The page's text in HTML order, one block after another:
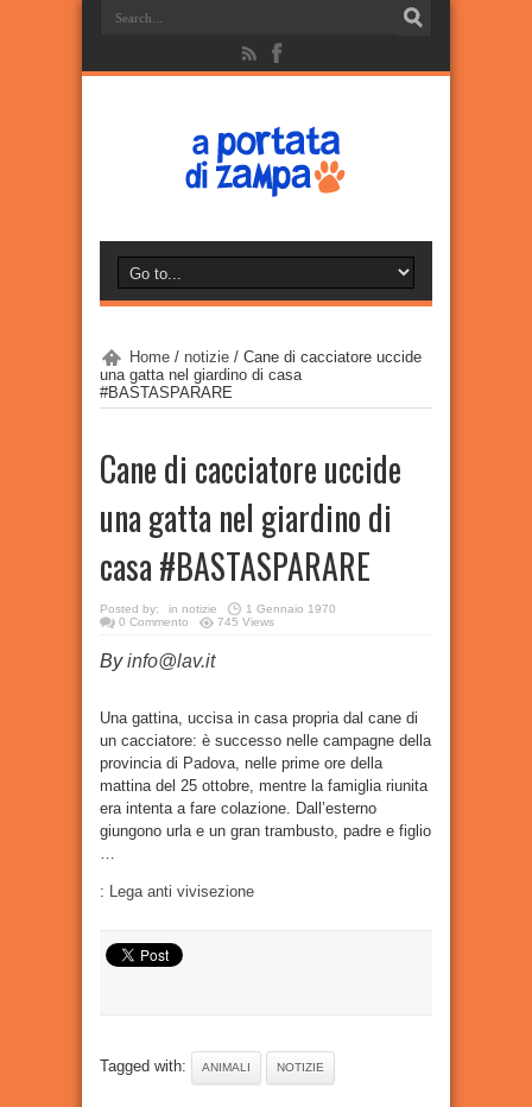
Home / notizie / Cane di cacciatore uccide
una gatta nel giardino di casa
#BASTASPARARE
Cane di cacciatore uccide
una gatta nel giardino di
casa #BASTASPARARE
Posted by: in notizie
1 Gennaio 1970
0 Commento
745 Views
Byinfo@lav.it
Una gattina, uccisa in casa propria dal cane di
un cacciatore: è successo nelle campagne della
provincia di Padova, nelle prime ore della
mattina del 25 ottobre, mentre la famiglia riunita
era intenta a fare colazione. Dall’esterno
giungono urla e un gran trambusto, padre e figlio
…
: Lega anti vivisezione
Tagged with: ANIMALI NOTIZIE